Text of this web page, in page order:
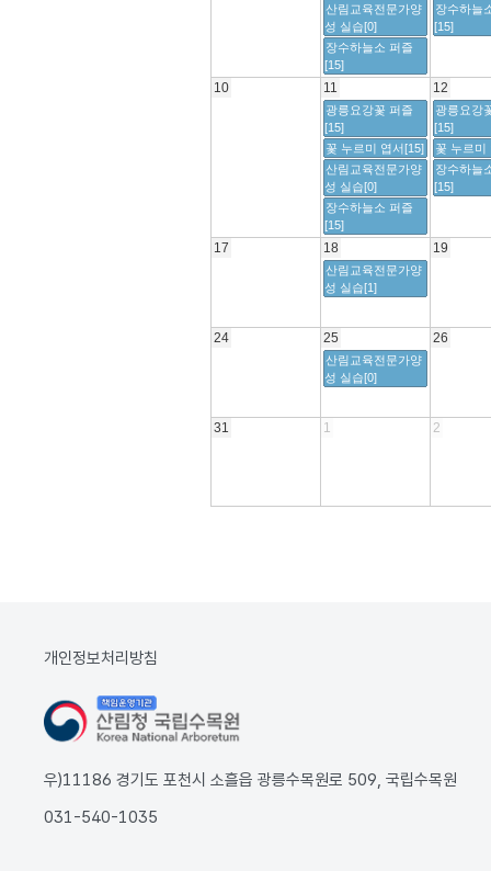
10 11 12
17 18 19
24 25 26
31 1 2
산림교육전문가양
성 실습[0]
장수하늘
[15]
장수하늘소 퍼즐
[15]
광릉요강꽃 퍼즐
[15]
광릉요강
[15]
꽃 누르미 엽서[15]
꽃 누르미
산림교육전문가양
성 실습[0]
장수하늘
[15]
장수하늘소 퍼즐
[15]
산림교육전문가양
성 실습[1]
산림교육전문가양
성 실습[0]
개인정보처리방침
우)11186 경기도 포천시 소흘읍 광릉수목원로 509, 국립수목원
031-540-1035